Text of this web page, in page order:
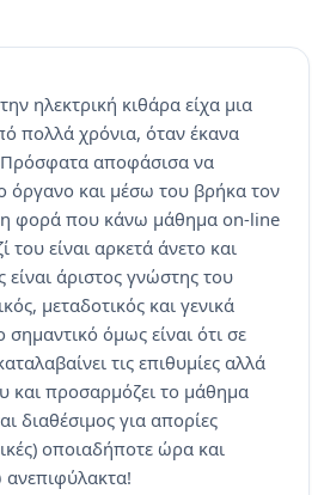
ηλεκτρική κιθάρα είχα μια
πολλά χρόνια, όταν έκανα
αποφάσισα να
όργανο και μέσω του βρήκα τον
φορά που κάνω μάθημα on-line
του είναι αρκετά άνετο και
άριστος γνώστης του
μεταδοτικός και γενικά
όμως είναι ότι σε
τις επιθυμίες αλλά
και προσαρμόζει το μάθημα
διαθέσιμος για απορίες
οποιαδήποτε ώρα και
ανεπιφύλακτα!